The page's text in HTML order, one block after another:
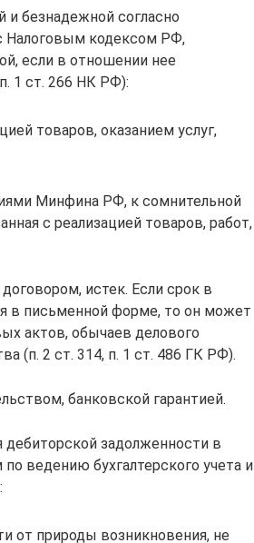
и безнадежной согласно
Налоговым кодексом РФ,
если в отношении нее
1 ст. 266 НК РФ):
товаров, оказанием услуг,
Минфина РФ, к сомнительной
с реализацией товаров, работ,
истек. Если срок в
в письменной форме, то он может
актов, обычаев делового
(п. 2 ст. 314, п. 1 ст. 486 ГК РФ).
банковской гарантией.
дебиторской задолженности в
ведению бухгалтерского учета и
от природы возникновения, не